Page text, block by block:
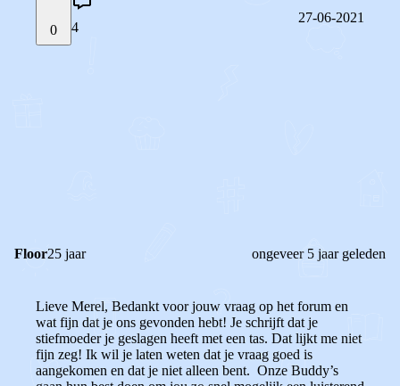
0 4
27-06-2021
Floor25 jaar ongeveer 5 jaar geleden
Lieve Merel, Bedankt voor jouw vraag op het forum en
wat fijn dat je ons gevonden hebt! Je schrijft dat je
stiefmoeder je geslagen heeft met een tas. Dat lijkt me niet
fijn zeg! Ik wil je laten weten dat je vraag goed is
aangekomen en dat je niet alleen bent. Onze Buddy’s